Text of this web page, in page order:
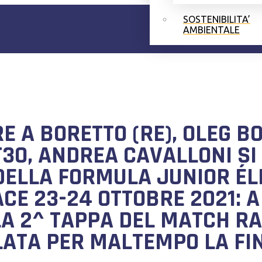
SOSTENIBILITA’
AMBIENTALE
A BORETTO (RE), OLEG
ANDREA CAVALLONI
FORMULA JUNIOR
23-24 OTTOBRE 2021:
2^ TAPPA DEL MATCH
PER MALTEMPO LA